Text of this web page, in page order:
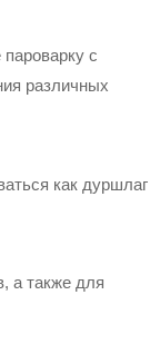
с
различных
как дуршлаг
а также для